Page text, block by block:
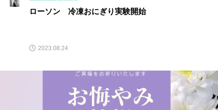
ローソン 冷凍おにぎり実験開始
2023.08.24